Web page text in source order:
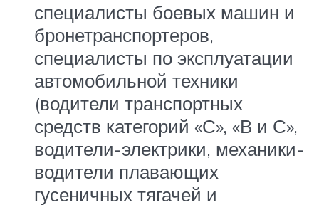
специалисты боевых машин и
бронетранспортеров,
специалисты по эксплуатации
автомобильной техники
(водители транспортных
средств категорий «С», «В и С»,
водители-электрики, механики-
водители плавающих
гусеничных тягачей и